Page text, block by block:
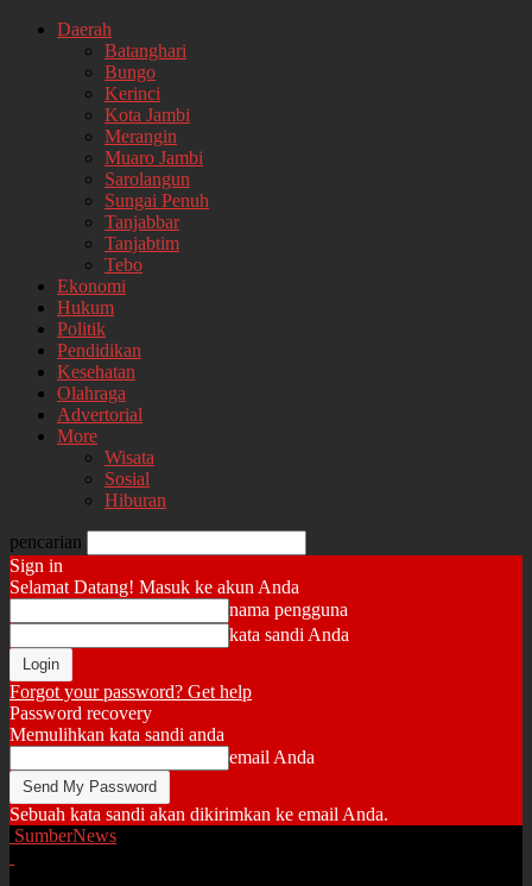
Daerah
Batanghari
Bungo
Kerinci
Kota Jambi
Merangin
Muaro Jambi
Sarolangun
Sungai Penuh
Tanjabbar
Tanjabtim
Tebo
Ekonomi
Hukum
Politik
Pendidikan
Kesehatan
Olahraga
Advertorial
More
Wisata
Sosial
Hiburan
pencarian
Sign in
Selamat Datang! Masuk ke akun Anda
nama pengguna
kata sandi Anda
Forgot your password? Get help
Password recovery
Memulihkan kata sandi anda
email Anda
Sebuah kata sandi akan dikirimkan ke email Anda.
SumberNews